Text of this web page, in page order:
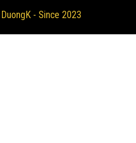
- Since 2023